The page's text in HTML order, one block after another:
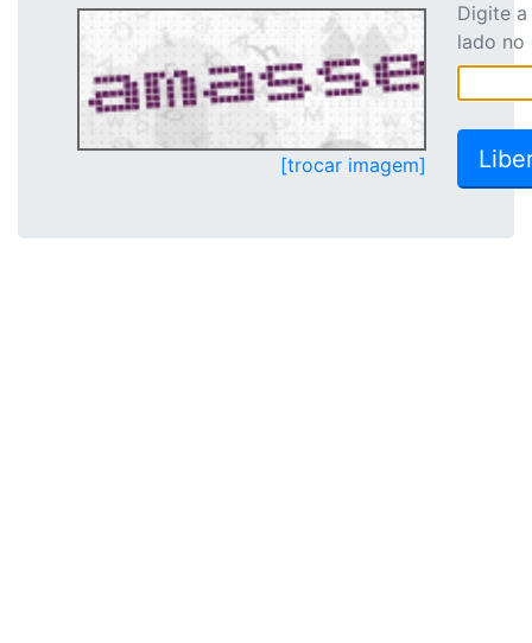
[trocar imagem]
Digite
lado no